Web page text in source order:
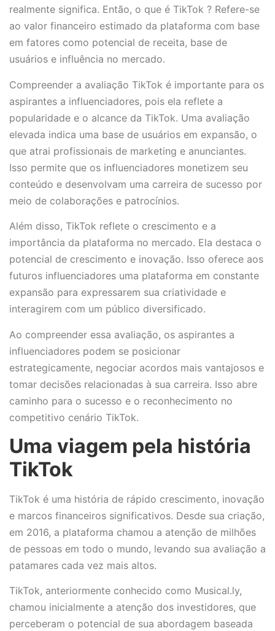
realmente significa. Então, o que é TikTok ? Refere-se
ao valor financeiro estimado da plataforma com base
em fatores como potencial de receita, base de
usuários e influência no mercado.
Compreender a avaliação TikTok é importante para os
aspirantes a influenciadores, pois ela reflete a
popularidade e o alcance da TikTok. Uma avaliação
elevada indica uma base de usuários em expansão, o
que atrai profissionais de marketing e anunciantes.
Isso permite que os influenciadores monetizem seu
conteúdo e desenvolvam uma carreira de sucesso por
meio de colaborações e patrocínios.
Além disso, TikTok reflete o crescimento e a
importância da plataforma no mercado. Ela destaca o
potencial de crescimento e inovação. Isso oferece aos
futuros influenciadores uma plataforma em constante
expansão para expressarem sua criatividade e
interagirem com um público diversificado.
Ao compreender essa avaliação, os aspirantes a
influenciadores podem se posicionar
estrategicamente, negociar acordos mais vantajosos e
tomar decisões relacionadas à sua carreira. Isso abre
caminho para o sucesso e o reconhecimento no
competitivo cenário TikTok.
Uma viagem pela história
TikTok
TikTok é uma história de rápido crescimento, inovação
e marcos financeiros significativos. Desde sua criação,
em 2016, a plataforma chamou a atenção de milhões
de pessoas em todo o mundo, levando sua avaliação a
patamares cada vez mais altos.
TikTok, anteriormente conhecido como Musical.ly,
chamou inicialmente a atenção dos investidores, que
perceberam o potencial de sua abordagem baseada